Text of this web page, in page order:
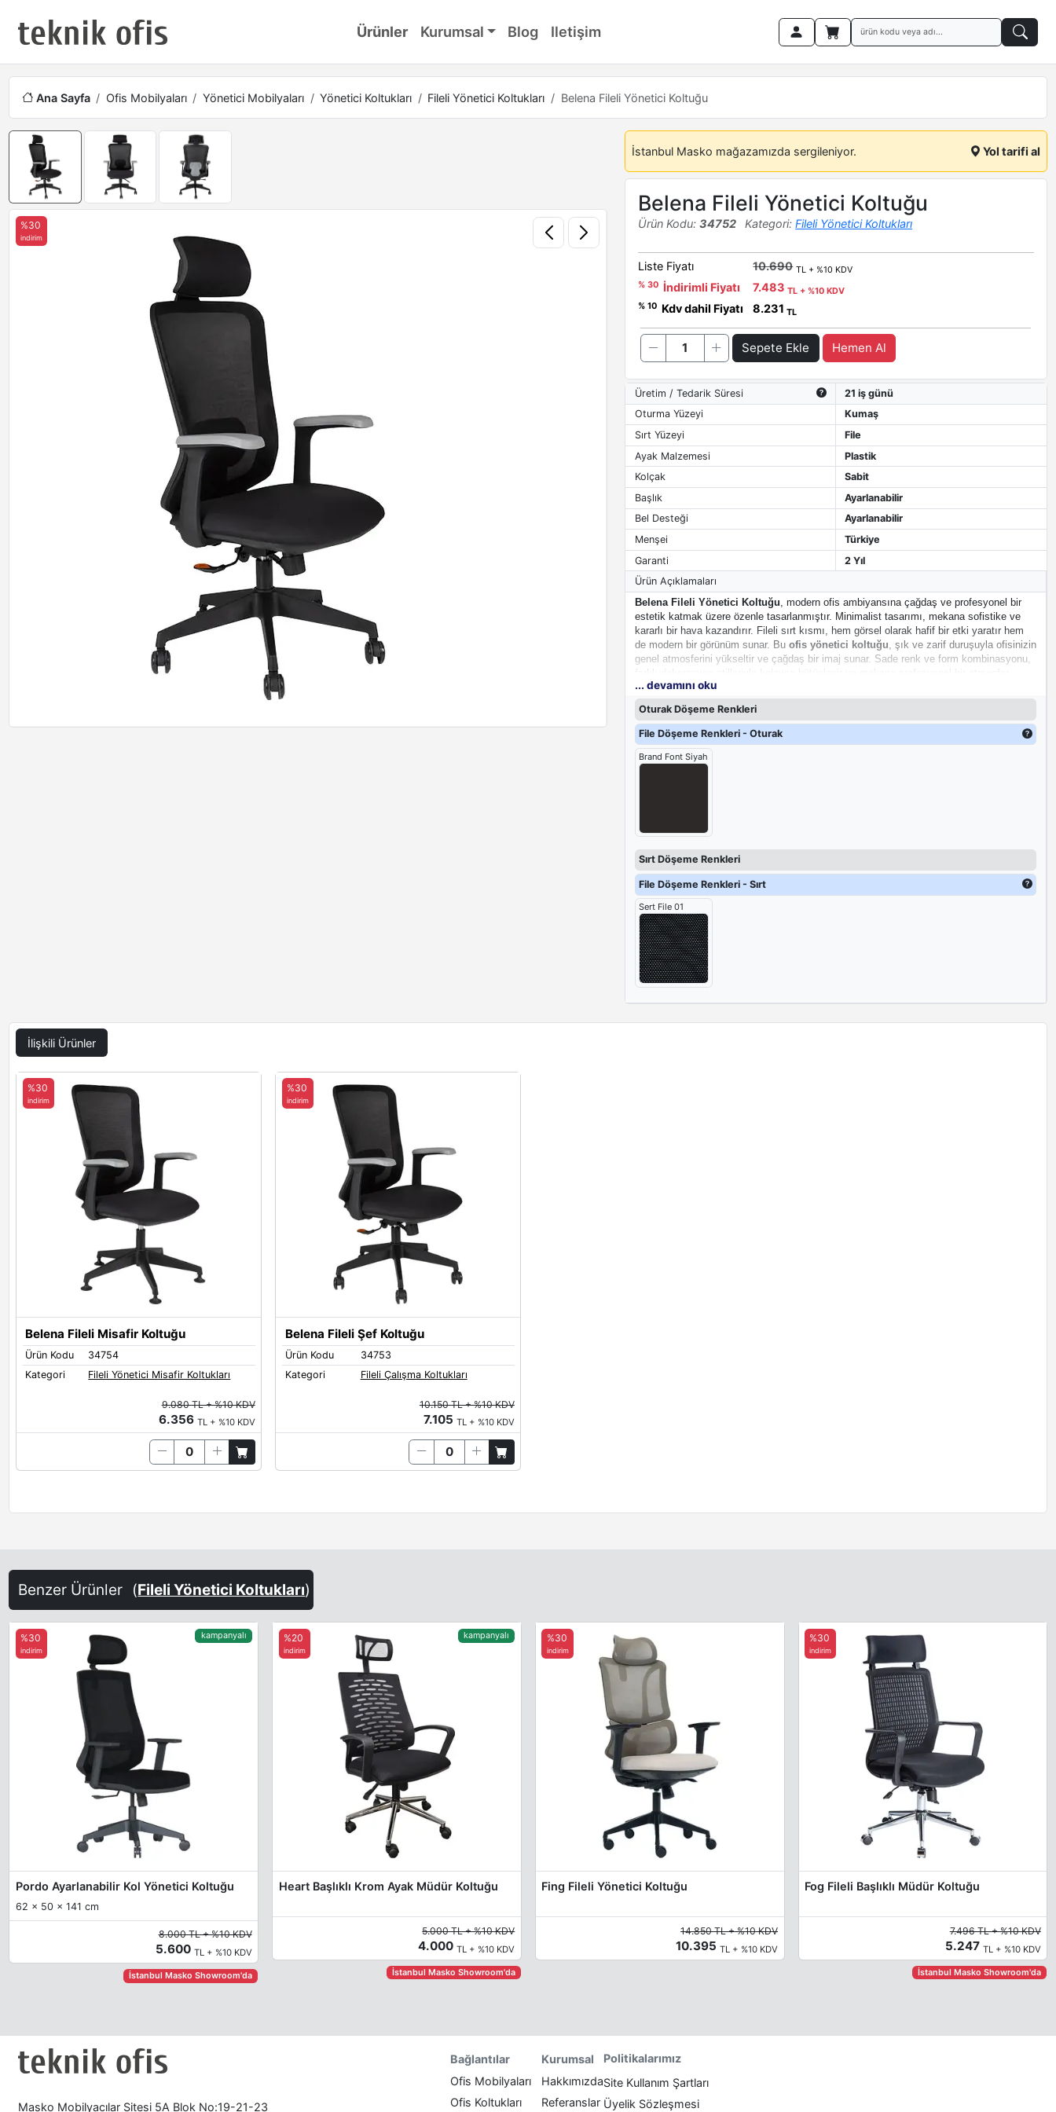
Ürünler Kurumsal Blog Iletişim
Ana Sayfa Ofis Mobilyaları Yönetici Mobilyaları Yönetici Koltukları Fileli Yönetici Koltukları Belena Fileli Yönetici Koltuğu
%30
indirim
İstanbul Masko mağazamızda sergileniyor. Yol tarifi al
Belena Fileli Yönetici Koltuğu
Ürün Kodu: 34752 Kategori:Fileli Yönetici Koltukları
Liste Fiyatı 10.690 TL + %10 KDV
% 30 İndirimli Fiyatı 7.483TL + %10 KDV
% 10 Kdv dahil Fiyatı 8.231TL
Sepete Ekle Hemen Al
Üretim / Tedarik Süresi
21 iş günü
Oturma Yüzeyi
Kumaş
Sırt Yüzeyi
File
Ayak Malzemesi
Plastik
Kolçak
Sabit
Başlık
Ayarlanabilir
Bel Desteği
Ayarlanabilir
Menşei
Türkiye
Garanti
2 Yıl
Ürün Açıklamaları
Belena Fileli Yönetici Koltuğu , modern ofis ambiyansına çağdaş ve profesyonel bir
estetik katmak üzere özenle tasarlanmıştır. Minimalist tasarımı, mekana sofistike ve
kararlı bir hava kazandırır. Fileli sırt kısmı, hem görsel olarak hafif bir etki yaratır hem
de modern bir görünüm sunar. Bu ofis yönetici koltuğu , şık ve zarif duruşuyla ofisinizin
genel atmosferini yükseltir ve çağdaş bir imaj sunar. Sade renk ve form kombinasyonu,
katar.
... devamını oku
Oturak Döşeme Renkleri
File Döşeme Renkleri - Oturak
Brand Font Siyah
Sırt Döşeme Renkleri
File Döşeme Renkleri - Sırt
Sert File 01
İlişkili Ürünler
Belena Fileli Misafir Koltuğu
Ürün Kodu
34754
Kategori
Fileli Yönetici Misafir Koltukları
%30
indirim
9.080 TL + %10 KDV
6.356 TL + %10 KDV
Belena Fileli Şef Koltuğu
Ürün Kodu
34753
Kategori
Fileli Çalışma Koltukları
%30
indirim
10.150 TL + %10 KDV
7.105 TL + %10 KDV
Benzer Ürünler (Fileli Yönetici Koltukları)
Pordo Ayarlanabilir Kol Yönetici Koltuğu
62 x 50 x 141 cm
%30
indirim
8.000 TL + %10 KDV
5.600 TL + %10 KDV
İstanbul Masko Showroom'da
kampanyalı
Heart Başlıklı Krom Ayak Müdür Koltuğu
%20
indirim
5.000 TL + %10 KDV
4.000TL + %10 KDV
İstanbul Masko Showroom'da
kampanyalı
Fing Fileli Yönetici Koltuğu
%30
indirim
14.850 TL + %10 KDV
10.395TL + %10 KDV
Fog Fileli Başlıklı Müdür Koltuğu
%30
indirim
7.496 TL + %10 KDV
5.247 TL + %10 KDV
İstanbul Masko Showroom'da
Masko Mobilyacılar Sitesi 5A Blok No:19-21-23
Bağlantılar
Ofis Mobilyaları
Ofis Koltukları
Kurumsal
Hakkımızda
Referanslar
Politikalarımız
Site Kullanım Şartları
Üyelik Sözleşmesi